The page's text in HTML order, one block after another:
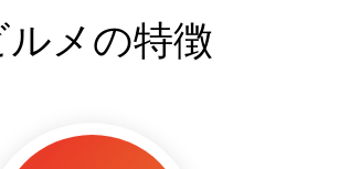
ルメの特徴